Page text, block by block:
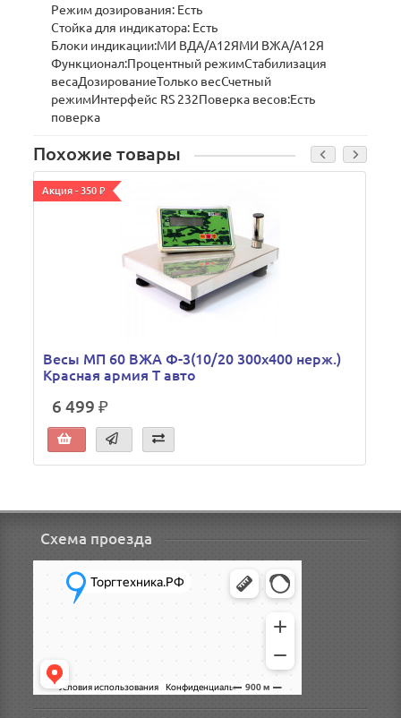
Режим дозирования: Есть
Стойка для индикатора: Есть
Блоки индикации:МИ ВДА/A12ЯМИ ВЖА/A12Я
Функционал:Процентный режимСтабилизация
весаДозированиеТолько весСчетный
режимИнтерфейс RS 232Поверка весов:Есть
поверка
Похожие товары
Акция - 350 ₽
Весы МП 60 ВЖА Ф-3(10/20 300х400 нерж.)
Красная армия Т авто
6 499 ₽
Схема проезда